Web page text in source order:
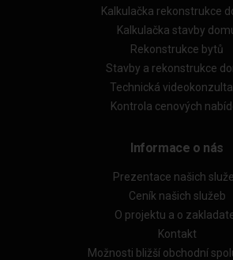
Kalkulačka rekonstrukce
Kalkulačka stavby
Rekonstrukce bytů
Stavby a rekonstrukce
Technická
Kontrola cenových
Informace o nás
Prezentace našich
Ceník našich služeb
O projektu a o
Kontakt
Možnosti bližší obchodní